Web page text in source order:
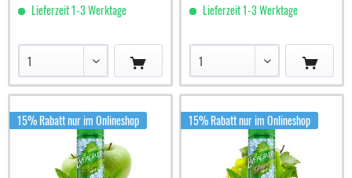
Lieferzeit 1-3 Werktage Lieferzeit 1-3 Werktage
15% Rabatt nur im Onlineshop 15% Rabatt nur im Onlineshop